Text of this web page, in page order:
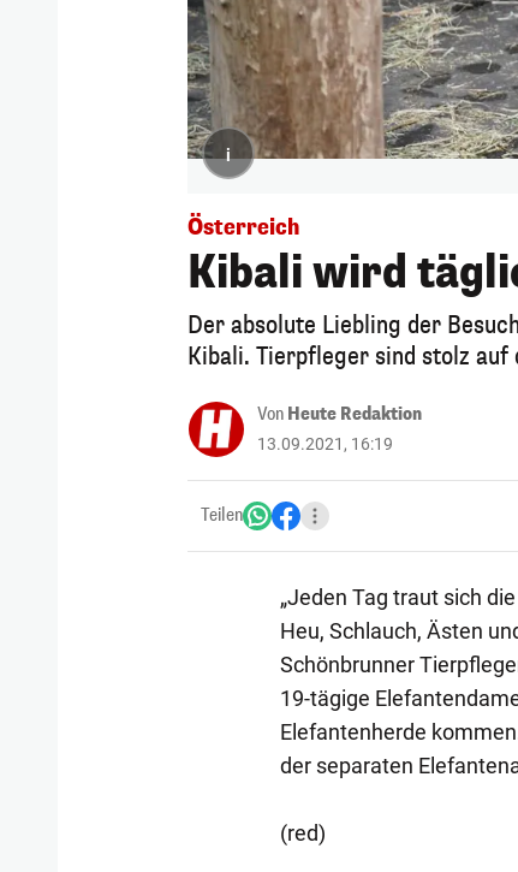
i
Österreich
Kibali wird
Der absolute Liebling der
Kibali. Tierpfleger sind stolz
Von Heute Redaktion
13.09.2021, 16:19
Teilen
„Jeden Tag traut sich
Heu, Schlauch, Ästen
Schönbrunner
19-tägige
Elefantenherde
der separaten
(red)